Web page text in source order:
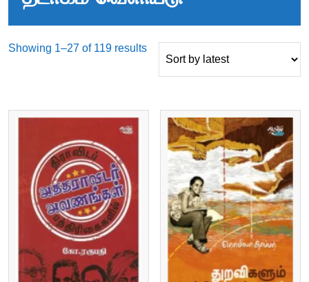
Showing 1–27 of 119 resultsSorted